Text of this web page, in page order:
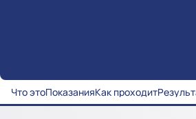
Что этоПоказанияКак проходит